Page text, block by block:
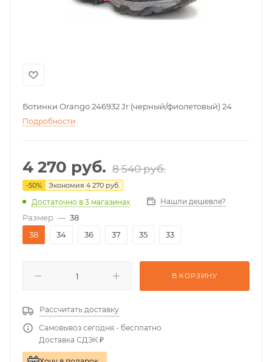
Ботинки Orango 246932 Jr (черный/фиолетовый) 24
Подробности
4 270 руб. 8 540руб.
-50% Экономия 4 270 руб.
Достаточно в 3 магазинах Нашли дешевле?
Размер — 38
38
34 36 37 35 33
В КОРЗИНУ
Рассчитать доставку
Самовывоз сегодня - бесплатно
Доставка СДЭК ₽